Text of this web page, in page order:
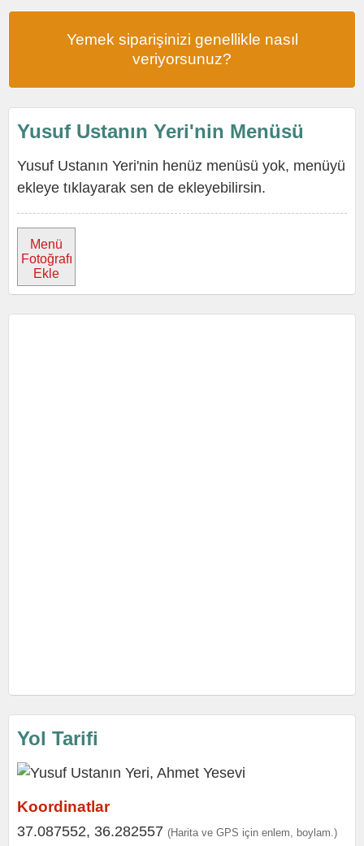
Yemek siparişinizi genellikle nasıl
veriyorsunuz?
Yusuf Ustanın Yeri'nin Menüsü
Yusuf Ustanın Yeri'nin henüz menüsü yok, menüyü
ekleye tıklayarak sen de ekleyebilirsin.
Menü
Fotoğrafı
Ekle
Yol Tarifi
Koordinatlar
37.087552, 36.282557 (Harita ve GPS için enlem, boylam.)